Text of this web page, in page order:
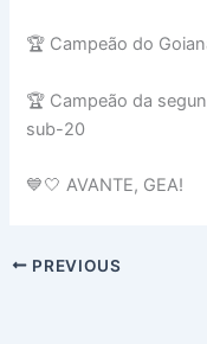
🏆 Campeão do
🏆 Campeão da
sub-20
💙🤍 AVANTE, GEA!
PREVIOUS